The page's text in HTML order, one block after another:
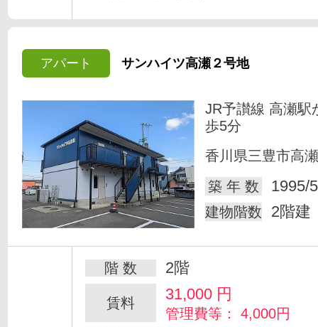
アパート サンハイツ高瀬２号地
JR予讃線 高瀬駅
歩5分
香川県三豊市高
築 年 数
1995/
建物階数 2階建
階 数 2階
賃料 31,000 円
管理費等： 4,000円